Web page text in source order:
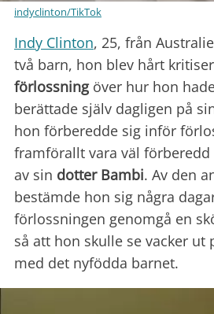
indyclinton/TikTok
Indy Clinton, 25, från
två barn, hon blev hårt
förlossningöver hur hon
berättade själv dagligen på
hon förberedde sig inför
framförallt vara väl
av sin dotter Bambi. Av den
bestämde hon sig några
förlossningen genomgå en
så att hon skulle se vacker ut
med det nyfödda barnet.